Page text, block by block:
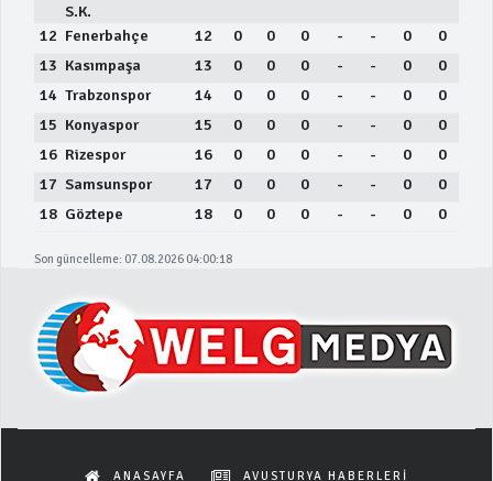
S.K.
12 Fenerbahçe 12 0 0 0 - - 0
0
13 Kasımpaşa 13 0 0 0 - - 0
0
14 Trabzonspor 14 0 0 0 - - 0
0
15 Konyaspor 15 0 0 0 - - 0
0
16 Rizespor 16 0 0 0 - - 0
0
17 Samsunspor 17 0 0 0 - - 0
0
18 Göztepe 18 0 0 0 - - 0 0
Son güncelleme: 07.08.2026 04:00:18
ANASAYFA AVUSTURYA HABERLERİ